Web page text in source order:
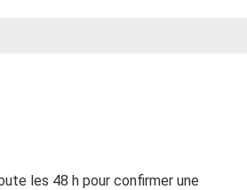
les 48 h pour confirmer une